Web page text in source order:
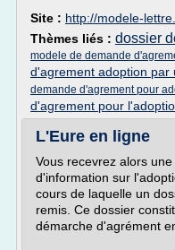
Site : http://modele-
Thèmes liés : dossier
modele de demande
d'agrement adoption par
demande d'agrement pour
d'agrement pour
L'Eure en ligne
Vous recevrez alors
d'information sur
cours de laquelle un
remis. Ce dossier
démarche d'agrément